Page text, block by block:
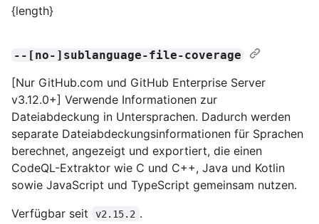
{length}
--[no-]sublanguage-file-coverage
[Nur GitHub.com und GitHub Enterprise Server
v3.12.0+] Verwende Informationen zur
Dateiabdeckung in Untersprachen. Dadurch werden
separate Dateiabdeckungsinformationen für Sprachen
berechnet, angezeigt und exportiert, die einen
CodeQL-Extraktor wie C und C++, Java und Kotlin
sowie JavaScript und TypeScript gemeinsam nutzen.
Verfügbar seit
v2.15.2 .